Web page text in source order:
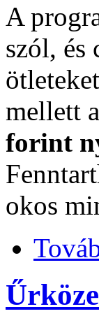
A
szól, és
mellett
forint
okos